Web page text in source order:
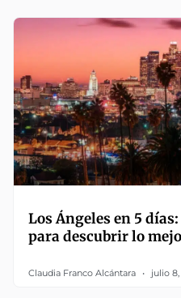
Los Ángeles en 5
para descubrir lo
Claudia Franco Alcántara julio